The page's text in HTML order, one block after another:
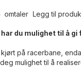
omtaler Legg til
du mulighet til å
på racerbane,
mulighet til å